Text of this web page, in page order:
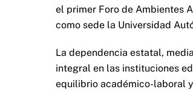
el primer Foro de Ambientes
como sede la Universidad
La dependencia estatal,
integral en las instituciones
equilibrio académico-laboral